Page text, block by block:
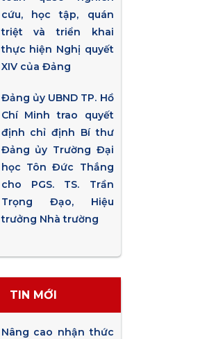
cứu, học tập, quán
triệt và triển khai
thực hiện Nghị quyết
XIV của Đảng
Đảng ủy UBND TP. Hồ
Chí Minh trao quyết
định chỉ định Bí thư
Đảng ủy Trường Đại
học Tôn Đức Thắng
cho PGS. TS. Trần
Trọng Đạo, Hiệu
trưởng Nhà trường
TIN MỚI
Nâng cao nhận thức